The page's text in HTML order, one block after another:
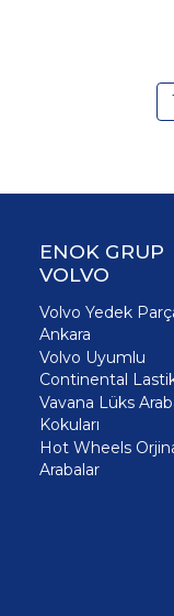
ENOK GRUP
VOLVO
Volvo Yedek
Ankara
Volvo Uyumlu
Continental
Vavana Lüks
Kokuları
Hot Wheels
Arabalar